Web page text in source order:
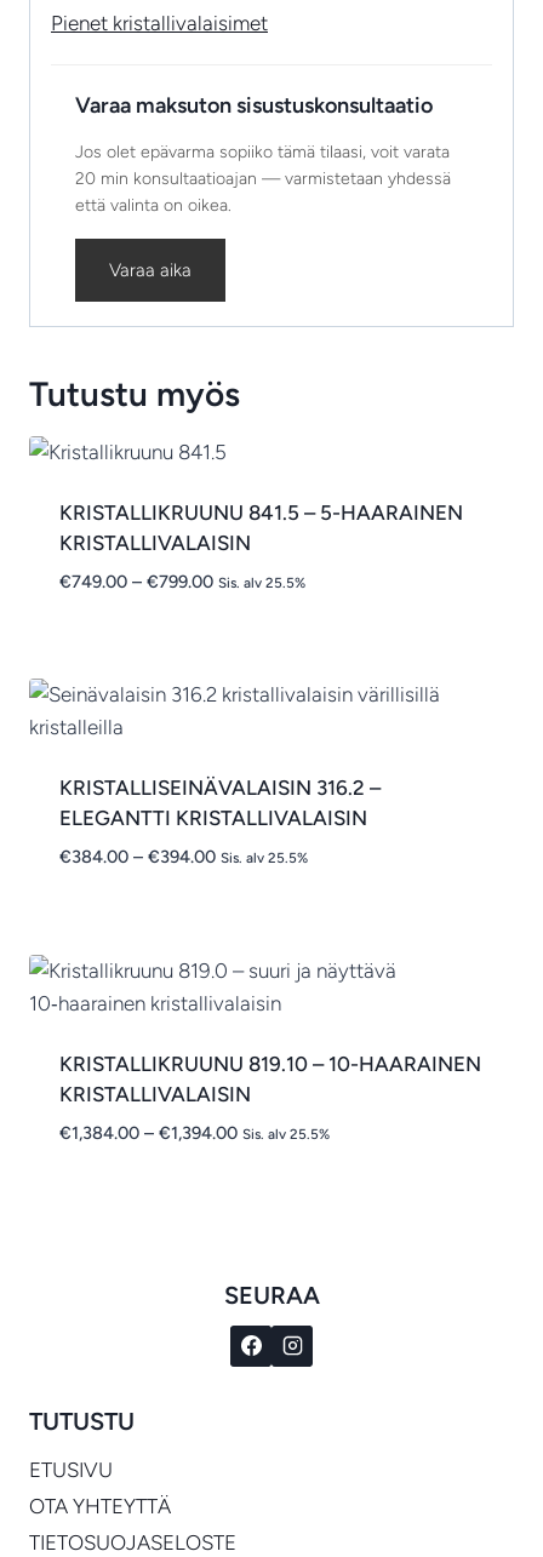
Pienet kristallivalaisimet
Varaa maksuton sisustuskonsultaatio
Jos olet epävarma sopiiko tämä tilaasi, voit varata
20 min konsultaatioajan — varmistetaan yhdessä
että valinta on oikea.
Varaa aika
Tutustu myös
KRISTALLIKRUUNU 841.5 – 5-HAARAINEN
KRISTALLIVALAISIN
€749.00 – €799.00Hintaluokka:
Sis. alv 25.5%
KRISTALLISEINÄVALAISIN 316.2 –
ELEGANTTI KRISTALLIVALAISIN
€384.00 – €394.00Hintaluokka:
Sis. alv 25.5%
KRISTALLIKRUUNU 819.10 – 10-HAARAINEN
KRISTALLIVALAISIN
€1,384.00 – €1,394.00Hintaluokka:
Sis. alv 25.5%
SEURAA
TUTUSTU
ETUSIVU
OTA YHTEYTTÄ
TIETOSUOJASELOSTE